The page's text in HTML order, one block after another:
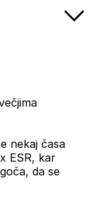
nekaj časa
ESR, kar
da se